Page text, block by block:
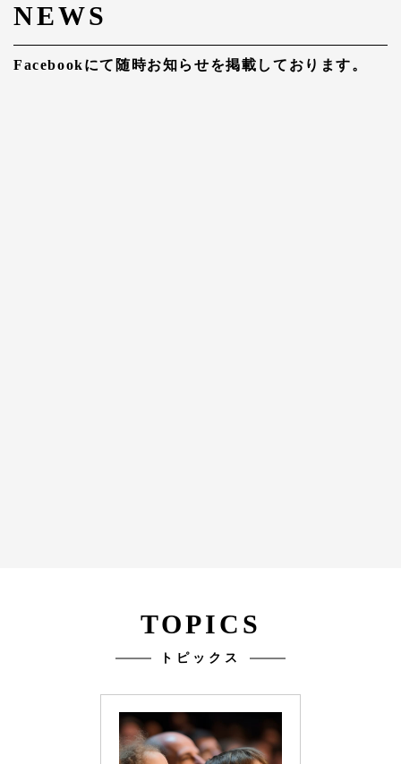
NEWS
Facebookにて随時お知らせを掲載しております。
TOPICS
トピックス